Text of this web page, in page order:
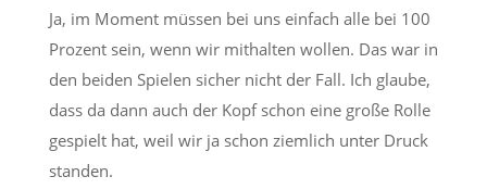
Ja, im Moment müssen bei uns einfach alle bei 100
Prozent sein, wenn wir mithalten wollen. Das war in
den beiden Spielen sicher nicht der Fall. Ich glaube,
dass da dann auch der Kopf schon eine große Rolle
gespielt hat, weil wir ja schon ziemlich unter Druck
standen.